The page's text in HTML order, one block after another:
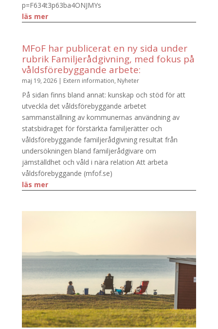
p=F634t3p63ba4ONJMYs
läs mer
MFoF har publicerat en ny sida under
rubrik Familjerådgivning, med fokus på
våldsförebyggande arbete:
maj 19, 2026| Extern information, Nyheter
På sidan finns bland annat: kunskap och stöd för att
utveckla det våldsförebyggande arbetet
sammanställning av kommunernas användning av
statsbidraget för förstärkta familjerätter och
våldsförebyggande familjerådgivning resultat från
undersökningen bland familjerådgivare om
jämställdhet och våld i nära relation Att arbeta
våldsförebyggande (mfof.se)
läs mer